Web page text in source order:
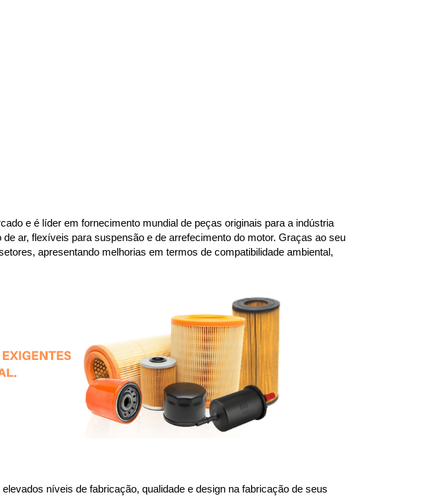
e é líder em fornecimento mundial de peças originais para a indústria
ar, flexíveis para suspensão e de arrefecimento do motor. Graças ao seu
apresentando melhorias em termos de compatibilidade ambiental,
níveis de fabricação, qualidade e design na fabricação de seus